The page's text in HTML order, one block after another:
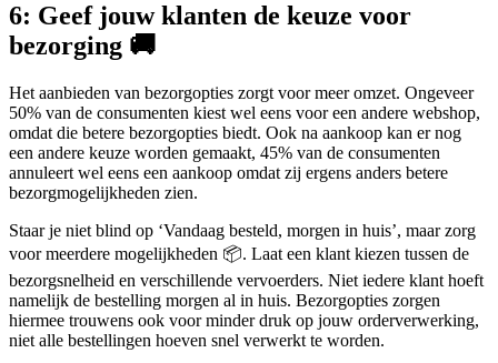
6: Geef jouw klanten de keuze voor
bezorging 🚚
Het aanbieden van bezorgopties zorgt voor meer omzet. Ongeveer
50% van de consumenten kiest wel eens voor een andere webshop,
omdat die betere bezorgopties biedt. Ook na aankoop kan er nog
een andere keuze worden gemaakt, 45% van de consumenten
annuleert wel eens een aankoop omdat zij ergens anders betere
bezorgmogelijkheden zien.
Staar je niet blind op ‘Vandaag besteld, morgen in huis’, maar zorg
voor meerdere mogelijkheden 📦. Laat een klant kiezen tussen de
bezorgsnelheid en verschillende vervoerders. Niet iedere klant hoeft
namelijk de bestelling morgen al in huis. Bezorgopties zorgen
hiermee trouwens ook voor minder druk op jouw orderverwerking,
niet alle bestellingen hoeven snel verwerkt te worden.